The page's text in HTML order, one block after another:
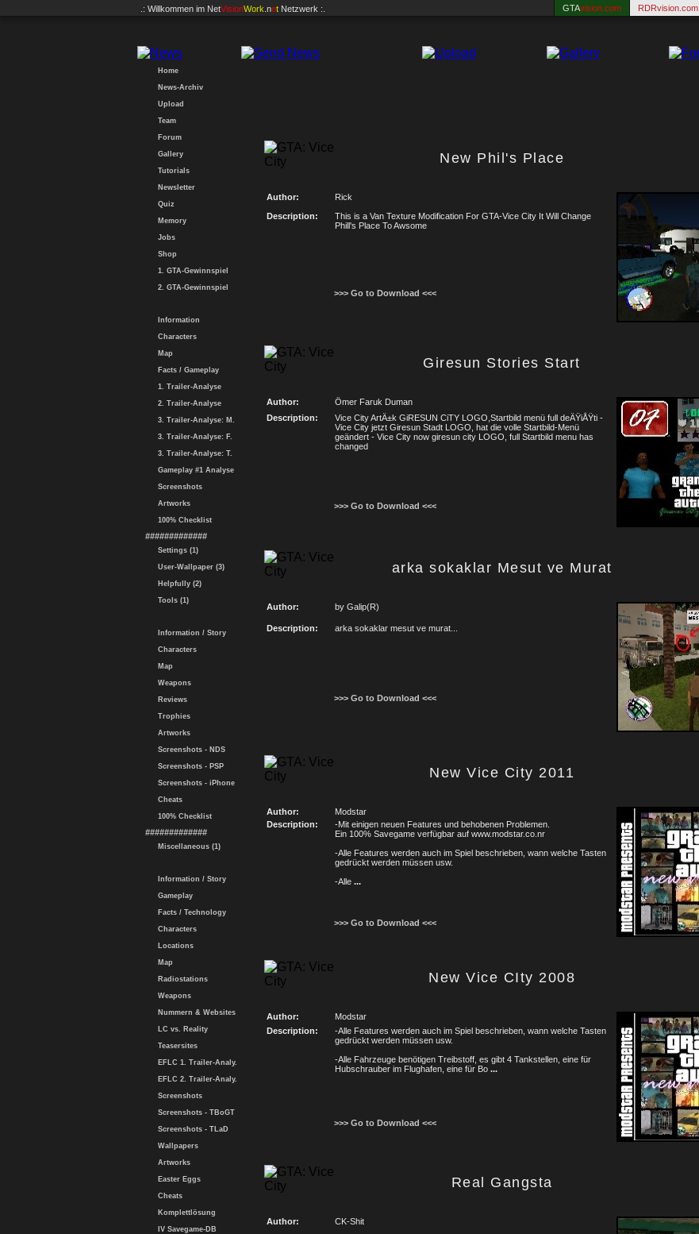
.: Willkommen im NetVisionWork .net Netzwerk :. GTAvision.com RDRvision.com
Home
News-Archiv
Upload
Team
Forum
Gallery
Tutorials
Newsletter
Quiz
Memory
Jobs
Shop
1. GTA-Gewinnspiel
2. GTA-Gewinnspiel
Information
Characters
Map
Facts / Gameplay
1. Trailer-Analyse
2. Trailer-Analyse
3. Trailer-Analyse: M.
3. Trailer-Analyse: F.
3. Trailer-Analyse: T.
Gameplay #1 Analyse
Screenshots
Artworks
100% Checklist
#############
Settings (1)
User-Wallpaper (3)
Helpfully (2)
Tools (1)
Information / Story
Characters
Map
Weapons
Reviews
Trophies
Artworks
Screenshots - NDS
Screenshots - PSP
Screenshots - iPhone
Cheats
100% Checklist
#############
Miscellaneous (1)
Information / Story
Gameplay
Facts / Technology
Characters
Locations
Map
Radiostations
Weapons
Nummern & Websites
LC vs. Reality
Teasersites
EFLC 1. Trailer-Analy.
EFLC 2. Trailer-Analy.
Screenshots
Screenshots - TBoGT
Screenshots - TLaD
Wallpapers
Artworks
Easter Eggs
Cheats
Komplettlösung
IV Savegame-DB
New Phil's Place
Author:
Rick
Description:
This is a Van Texture Modification For GTA-Vice City It Will Change
Phill's Place To Awsome
>>> Go to Download <<<
Giresun Stories Start
Author:
Ömer Faruk Duman
Description:
Vice City ArtÄ±k GiRESUN CiTY LOGO,Startbild menü full deÄŸiÅŸti -
Vice City jetzt Giresun Stadt LOGO, hat die volle Startbild-Menü
geändert - Vice City now giresun city LOGO, full Startbild menu has
changed
>>> Go to Download <<<
arka sokaklar Mesut ve Murat
Author: by Galip(R)
Description: arka sokaklar mesut ve murat...
>>> Go to Download <<<
New Vice City 2011
Author:
Modstar
Description:
-Mit einigen neuen Features und behobenen Problemen.
Ein 100% Savegame verfügbar auf www.modstar.co.nr
-Alle Features werden auch im Spiel beschrieben, wann welche Tasten
gedrückt werden müssen usw.
-Alle ...
>>> Go to Download <<<
New Vice CIty 2008
Author:
Modstar
Description:
-Alle Features werden auch im Spiel beschrieben, wann welche Tasten
gedrückt werden müssen usw.
-Alle Fahrzeuge benötigen Treibstoff, es gibt 4 Tankstellen, eine für
Hubschrauber im Flughafen, eine für Bo ...
>>> Go to Download <<<
Real Gangsta
Author: CK-Shit